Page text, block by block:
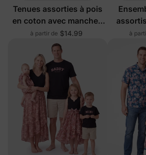
Tenues assorties à pois
en coton avec manches
bouffantes familiales
à partir de $14.99 à